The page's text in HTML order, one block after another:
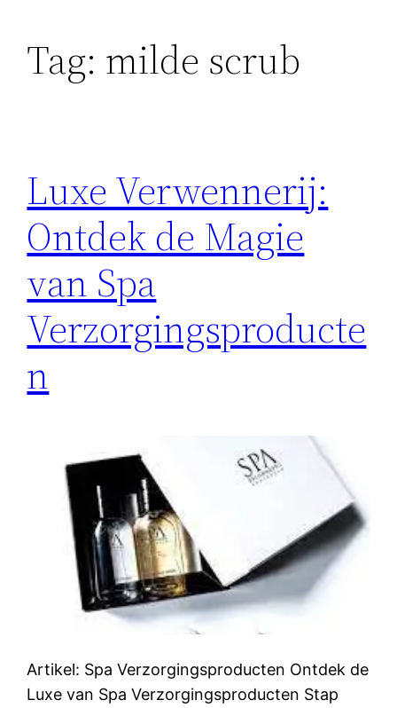
Tag: milde scrub
Luxe Verwennerij:
Ontdek de Magie
van Spa
Verzorgingsproducte
n
Artikel: Spa Verzorgingsproducten Ontdek de
Luxe van Spa Verzorgingsproducten Stap